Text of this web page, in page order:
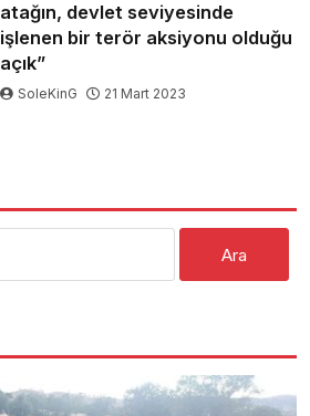
atağın, devlet seviyesinde
işlenen bir terör aksiyonu olduğu
açık”
SoleKinG 21 Mart 2023